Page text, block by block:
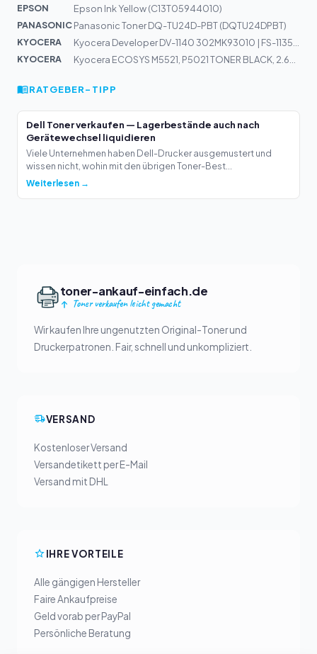
EPSON
Epson Ink Yellow (C13T05944010)
PANASONICPanasonic Toner DQ-TU24D-PBT (DQTU24DPBT)
KYOCERA
Kyocera Developer DV-1140 302MK93010 | FS-1135MFP
KYOCERA
Kyocera ECOSYS M5521, P5021 TONER BLACK, 2.600 S., 1T02...
RATGEBER-TIPP
Dell Toner verkaufen — Lagerbestände auch nach
Gerätewechsel liquidieren
Viele Unternehmen haben Dell-Drucker ausgemustert und
wissen nicht, wohin mit den übrigen Toner-Best...
Weiterlesen →
toner-ankauf-einfach.de
Toner verkaufen leicht gemacht
Wir kaufen Ihre ungenutzten Original-Toner und
Druckerpatronen. Fair, schnell und unkompliziert.
VERSAND
Kostenloser Versand
Versandetikett per E-Mail
Versand mit DHL
IHRE VORTEILE
Alle gängigen Hersteller
Faire Ankaufpreise
Geld vorab per PayPal
Persönliche Beratung